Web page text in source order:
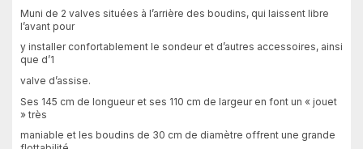
Muni de 2 valves situées à l’arrière des boudins, qui laissent libre
l’avant pour
y installer confortablement le sondeur et d’autres accessoires, ainsi
que d’1
valve d’assise.
Ses 145 cm de longueur et ses 110 cm de largeur en font un « jouet
» très
maniable et les boudins de 30 cm de diamètre offrent une grande